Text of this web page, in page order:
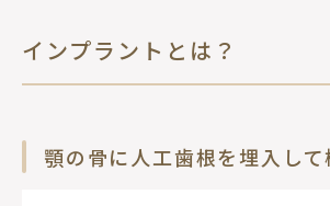
インプラントとは？
顎の骨に人工歯根を埋入して